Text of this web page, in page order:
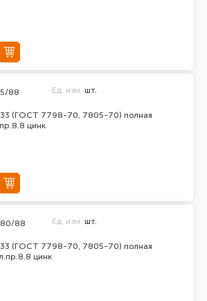
(ГОСТ 7798-70, 7805-70) полная
цинк
88 Ед. изм. шт.
(ГОСТ 7798-70, 7805-70) полная
цинк
88 Ед. изм. шт.